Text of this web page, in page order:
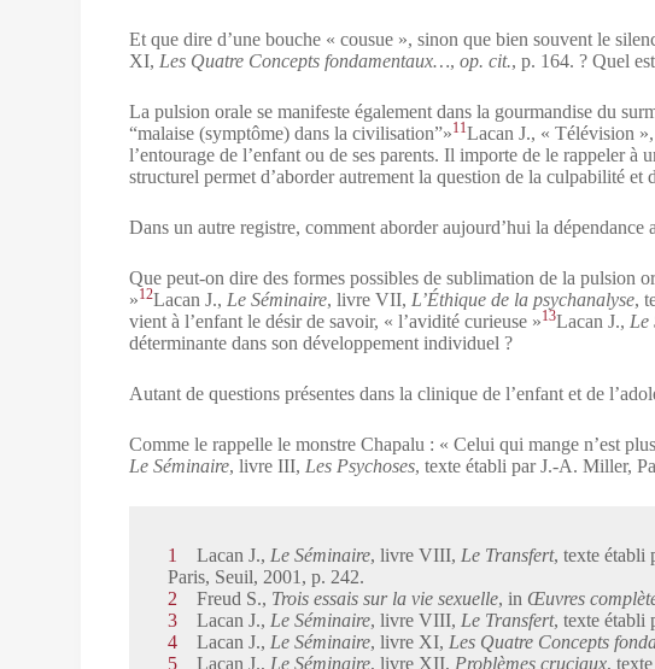
Et que dire d’une bouche « cousue », sinon que bien souvent le
XI, Les Quatre Concepts fondamentaux…,op. cit., p. 164. ? Quel
La pulsion orale se manifeste également dans la gourmandise du
“malaise (symptôme) dans la civilisation”»11Lacan J., « Télévision
l’entourage de l’enfant ou de ses parents. Il importe de le rappeler
structurel permet d’aborder autrement la question de la culpabilité et
Dans un autre registre, comment aborder aujourd’hui la
Que peut-on dire des formes possibles de sublimation de la pulsion
»12Lacan J., Le Séminaire, livre VII, L’Éthique de la psychanalyse,
vient à l’enfant le désir de savoir, « l’avidité curieuse »13Lacan J., Le
déterminante dans son développement individuel ?
Autant de questions présentes dans la clinique de l’enfant et de
Comme le rappelle le monstre Chapalu : « Celui qui mange n’est
Le Séminaire, livre III, Les Psychoses, texte établi par J.-A. Miller,
1 Lacan J., Le Séminaire, livre VIII, Le Transfert, texte établi
Paris, Seuil, 2001, p. 242.
2
Freud S., Trois essais sur la vie sexuelle, in Œuvres
3
Lacan J., Le Séminaire, livre VIII, Le Transfert, texte établi
4
Lacan J., Le Séminaire, livre XI, Les Quatre Concepts
5
Lacan J., Le Séminaire, livre XII, Problèmes cruciaux,